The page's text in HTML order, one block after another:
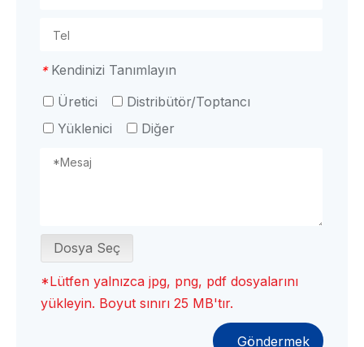
* Kendinizi Tanımlayın
Üretici
Distribütör/Toptancı
Yüklenici
Diğer
Dosya Seç
*Lütfen yalnızca jpg, png, pdf dosyalarını
yükleyin. Boyut sınırı 25 MB'tır.
Göndermek